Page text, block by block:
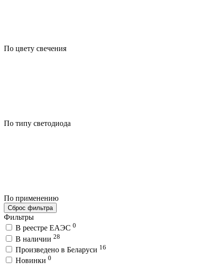
По цвету свечения
По типу светодиода
По применению
Сброс фильтра
Фильтры
В реестре ЕАЭС 0
В наличии 28
Произведено в Беларуси 16
Новинки 0